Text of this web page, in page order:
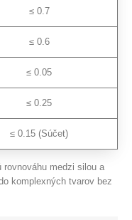
≤ 0.7
≤ 0.6
≤ 0.05
≤ 0.25
≤ 0.15 (Súčet)
rovnováhu medzi silou a
komplexných tvarov bez